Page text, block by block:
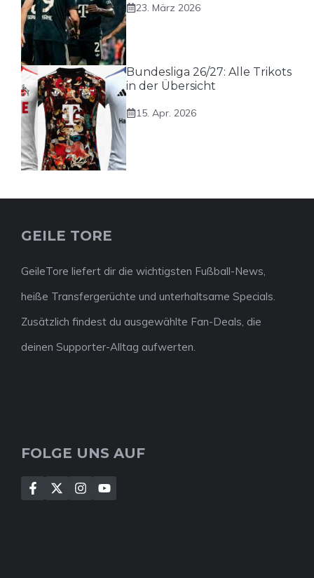
23. März 2026
Bundesliga 26/27: Alle Trikots
in der Übersicht
15. Apr. 2026
GEILE TORE
GeileTore liefert dir die wichtigsten Fußball-News,
heiße Transfergerüchte und unterhaltsame Specials.
Zusätzlich findest du ausgewählte Fan-Deals, die
deinen Supporter-Alltag aufwerten.
FOLGE UNS AUF